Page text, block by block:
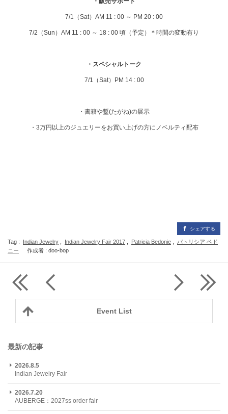
7/1（Sat）AM 11 : 00 ～ PM 20 : 00
7/2（Sun）AM 11 : 00 ～ 18 : 00 頃（予定）＊時間の変動有り
・スペシャルトーク
7/1（Sat）PM 14 : 00
・書籍や鏨(たがね)の展示
・3万円以上のジュエリーをお買い上げの方にノベルティ配布
シェアする
Tag : Indian Jewelry Indian Jewelry Fair 2017 Patricia Bedonie
パトリシア ベド
ニー
作成者 : doo-bop
Event List
最新の記事
2026.8.5
Indian Jewelry Fair
2026.7.20
AUBERGE：2027ss order fair